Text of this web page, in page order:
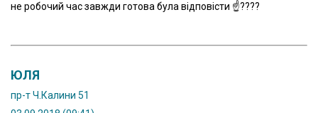
не робочий час завжди готова була відповісти ☝????
ЮЛЯ
пр-т Ч.Калини 51